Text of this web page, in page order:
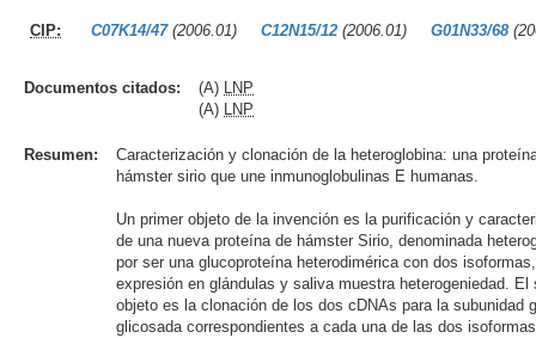
CIP: C07K14/47 (2006.01) C12N15/12 (2006.01) G01N33/68
Documentos citados: (A) LNP
(A) LNP
Resumen:
Caracterización y clonación de la heteroglobina: una
hámster sirio que une inmunoglobulinas E humanas.
Un primer objeto de la invención es la purificación y
de una nueva proteína de hámster Sirio, denominada
por ser una glucoproteína heterodimérica con dos
expresión en glándulas y saliva muestra heterogeniedad. El
objeto es la clonación de los dos cDNAs para la subunidad
glicosada correspondientes a cada una de las dos